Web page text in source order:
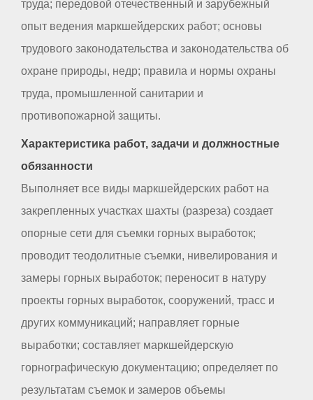
труда; передовой отечественный и зарубежный
опыт ведения маркшейдерских работ; основы
трудового законодательства и законодательства об
охране природы, недр; правила и нормы охраны
труда, промышленной санитарии и
противопожарной защиты.
Характеристика работ, задачи и должностные
обязанности
Выполняет все виды маркшейдерских работ на
закрепленных участках шахты (разреза) создает
опорные сети для съемки горных выработок;
проводит теодолитные съемки, нивелирования и
замеры горных выработок; переносит в натуру
проекты горных выработок, сооружений, трасс и
других коммуникаций; направляет горные
выработки; составляет маркшейдерскую
горнографическую документацию; определяет по
результатам съемок и замеров объемы